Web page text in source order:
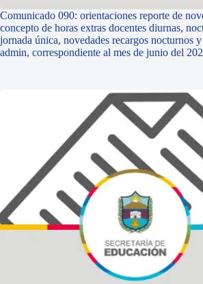
Comunicado 090: orientaciones reporte de
concepto de horas extras docentes diurnas,
jornada única, novedades recargos nocturnos
admin, correspondiente al mes de junio del